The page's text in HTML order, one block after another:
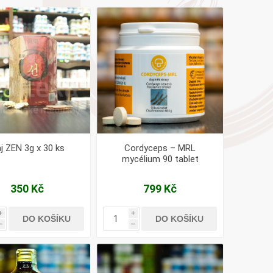
Health Link Mattisson JACK N JILL
ZEN 3g x 30 ks
350 Kč
DO KOŠÍKU
Cordyceps – MRL
mycélium 90 tablet
799 Kč
i
h
DO KOŠÍKU